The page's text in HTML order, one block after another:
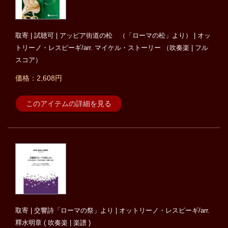
取寄 | 試聴可 | アッピア街道の松 （「ローマの松」より） | オッ
トリーノ・レスピーギ/arr. マイケル・ストーリー （吹奏楽 | フル
スコア）
価格：2,608円
このアイテムの詳細を見る
取寄 | 交響詩「ローマの祭」より | オットリーノ・レスピーギ/arr.
釋水明章 ( 吹奏楽 | 楽譜 )